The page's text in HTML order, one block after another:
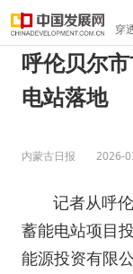
穿
呼伦贝尔
电站落地
内蒙古日报 2026-
记者从呼
蓄能电站项目
能源投资有限